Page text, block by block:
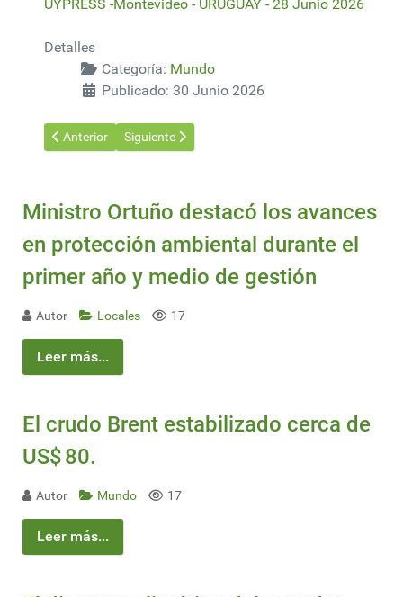
UYPRESS -Montevideo - URUGUAY - 28 Junio 2026
Detalles
Categoría: Mundo
Publicado: 30 Junio 2026
Artículo anterior: Ormuz: Larga hilera de buques metaneros
Anterior Artículo siguiente: Parque Nacional de
Siguiente
Ministro Ortuño destacó los avances
en protección ambiental durante el
primer año y medio de gestión
Autor Locales 17
Leer más...
El crudo Brent estabilizado cerca de
US$ 80.
Autor Mundo 17
Leer más...